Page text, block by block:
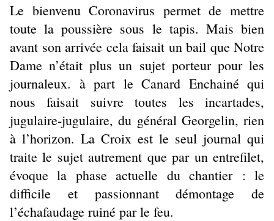
Le bienvenu Coronavirus permet de mettre
toute la poussière sous le tapis. Mais bien
avant son arrivée cela faisait un bail que Notre
Dame n’était plus un sujet porteur pour les
journaleux. à part le Canard Enchainé qui
nous faisait suivre toutes les incartades,
jugulaire-jugulaire, du général Georgelin, rien
à l’horizon. La Croix est le seul journal qui
traite le sujet autrement que par un entrefilet,
évoque la phase actuelle du chantier : le
difficile et passionnant démontage de
l’échafaudage ruiné par le feu.